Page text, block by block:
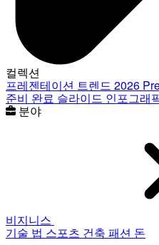
컬렉션
프레젠테이션 트렌드 2026
준비 완료 슬라이드 인포그래
분야
비지니스
기술 법 스포츠 건축 패션 돈